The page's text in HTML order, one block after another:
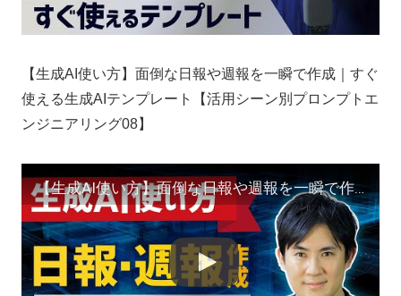
【生成AI使い方】面倒な日報や週報を一瞬で作成｜すぐ
使える生成AIテンプレート【活用シーン別プロンプトエ
ンジニアリング08】
【生成AI使い方】面倒な日報や週報を一瞬で作成｜すぐ使える生成AIテンプレート【活用シーン別プロンプトエンジニアリング08】